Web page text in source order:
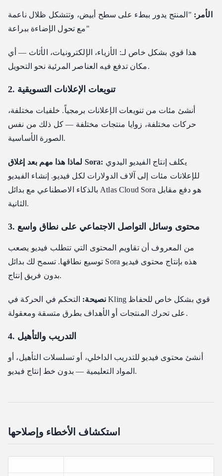
الأمر: "المنتج يدور ببطء على سطح أبيض، وتتشكل ظلال ناعمة
مع تحول الإضاءة ببراعة"
هذا قوي بشكل خاص لـ: الأزياء، الإلكترونيات، الأثاث — أي
مكان تدفع فيه العناصر المرئية نحو التحويل.
2. تنويعات الإعلانات التسويقية
أنشئ مئات من تنويعات الإعلانات برمجياً. خلفيات مختلفة،
حركات مختلفة، زوايا منتجات مختلفة — كل ذلك من نفس
الصورة الأساسية.
لماذا هذا مهم بعد إغلاق Sora:
للإعلانات مئات إلى آلاف الدولارات لكل فيديو. إنشاء الفيديو
بالذكاء الاصطناعي مع بدائل Atlas Cloud Sora هو دفع مقابل
الثانية.
3. محتوى وسائل التواصل الاجتماعي على نطاق واسع
من المعروف أن تقاويم المحتوى التي تتطلب فيديو يصعب
توسيع نطاقها. تسمح لك بدائل Sora هذه بإنتاج محتوى فيديو
بدون فريق إنتاج.
نصيحة: التحكم في الحركة في Kling قوي بشكل خاص للحفاظ
على تحرك المنتجات أو الأهداف بطرق متسقة ومعقولة.
4. التدريب والتأهيل
أنشئ محتوى فيديو للتدريب الداخلي، أو تسلسلات التأهيل، أو
المواد التعليمية — بدون خط إنتاج فيديو.
استكشاف الأخطاء وإصلاحها